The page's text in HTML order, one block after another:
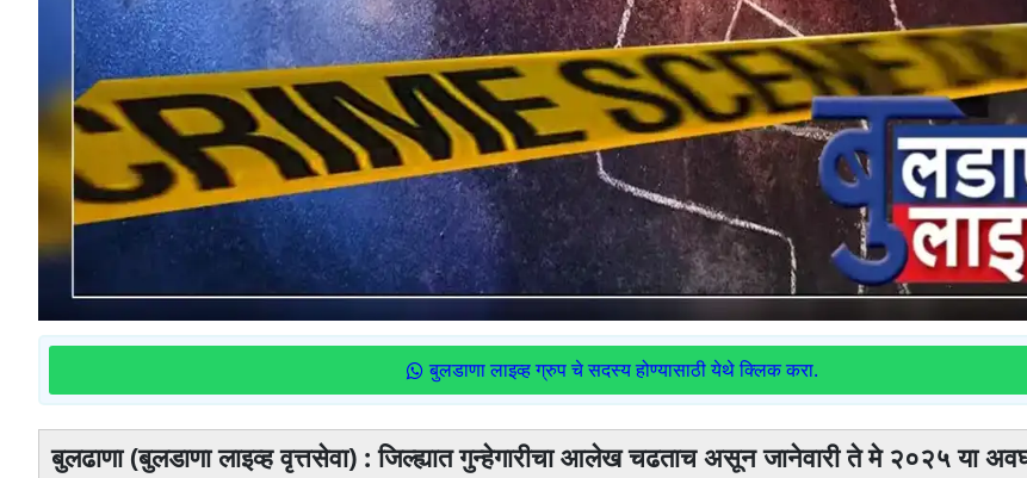
बुलडाणा लाइव्ह ग्रुप चे सदस्य होण्यासाठी येथे क्लिक करा.
बुलढाणा (बुलडाणा लाइव्ह वृत्तसेवा) : जिल्ह्यात गुन्हेगारीचा आलेख चढताच असून जानेवारी ते मे २०२५ या